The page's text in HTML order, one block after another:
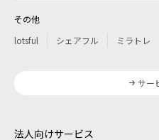
その他
lotsful
シェアフル ミラトレ
サー
法人向けサービス